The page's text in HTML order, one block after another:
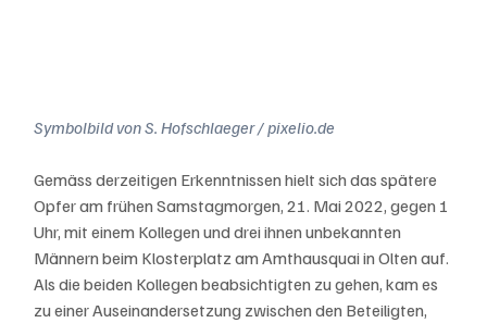
Symbolbild von S. Hofschlaeger / pixelio.de
Gemäss derzeitigen Erkenntnissen hielt sich das spätere
Opfer am frühen Samstagmorgen, 21. Mai 2022, gegen 1
Uhr, mit einem Kollegen und drei ihnen unbekannten
Männern beim Klosterplatz am Amthausquai in Olten auf.
Als die beiden Kollegen beabsichtigten zu gehen, kam es
zu einer Auseinandersetzung zwischen den Beteiligten,